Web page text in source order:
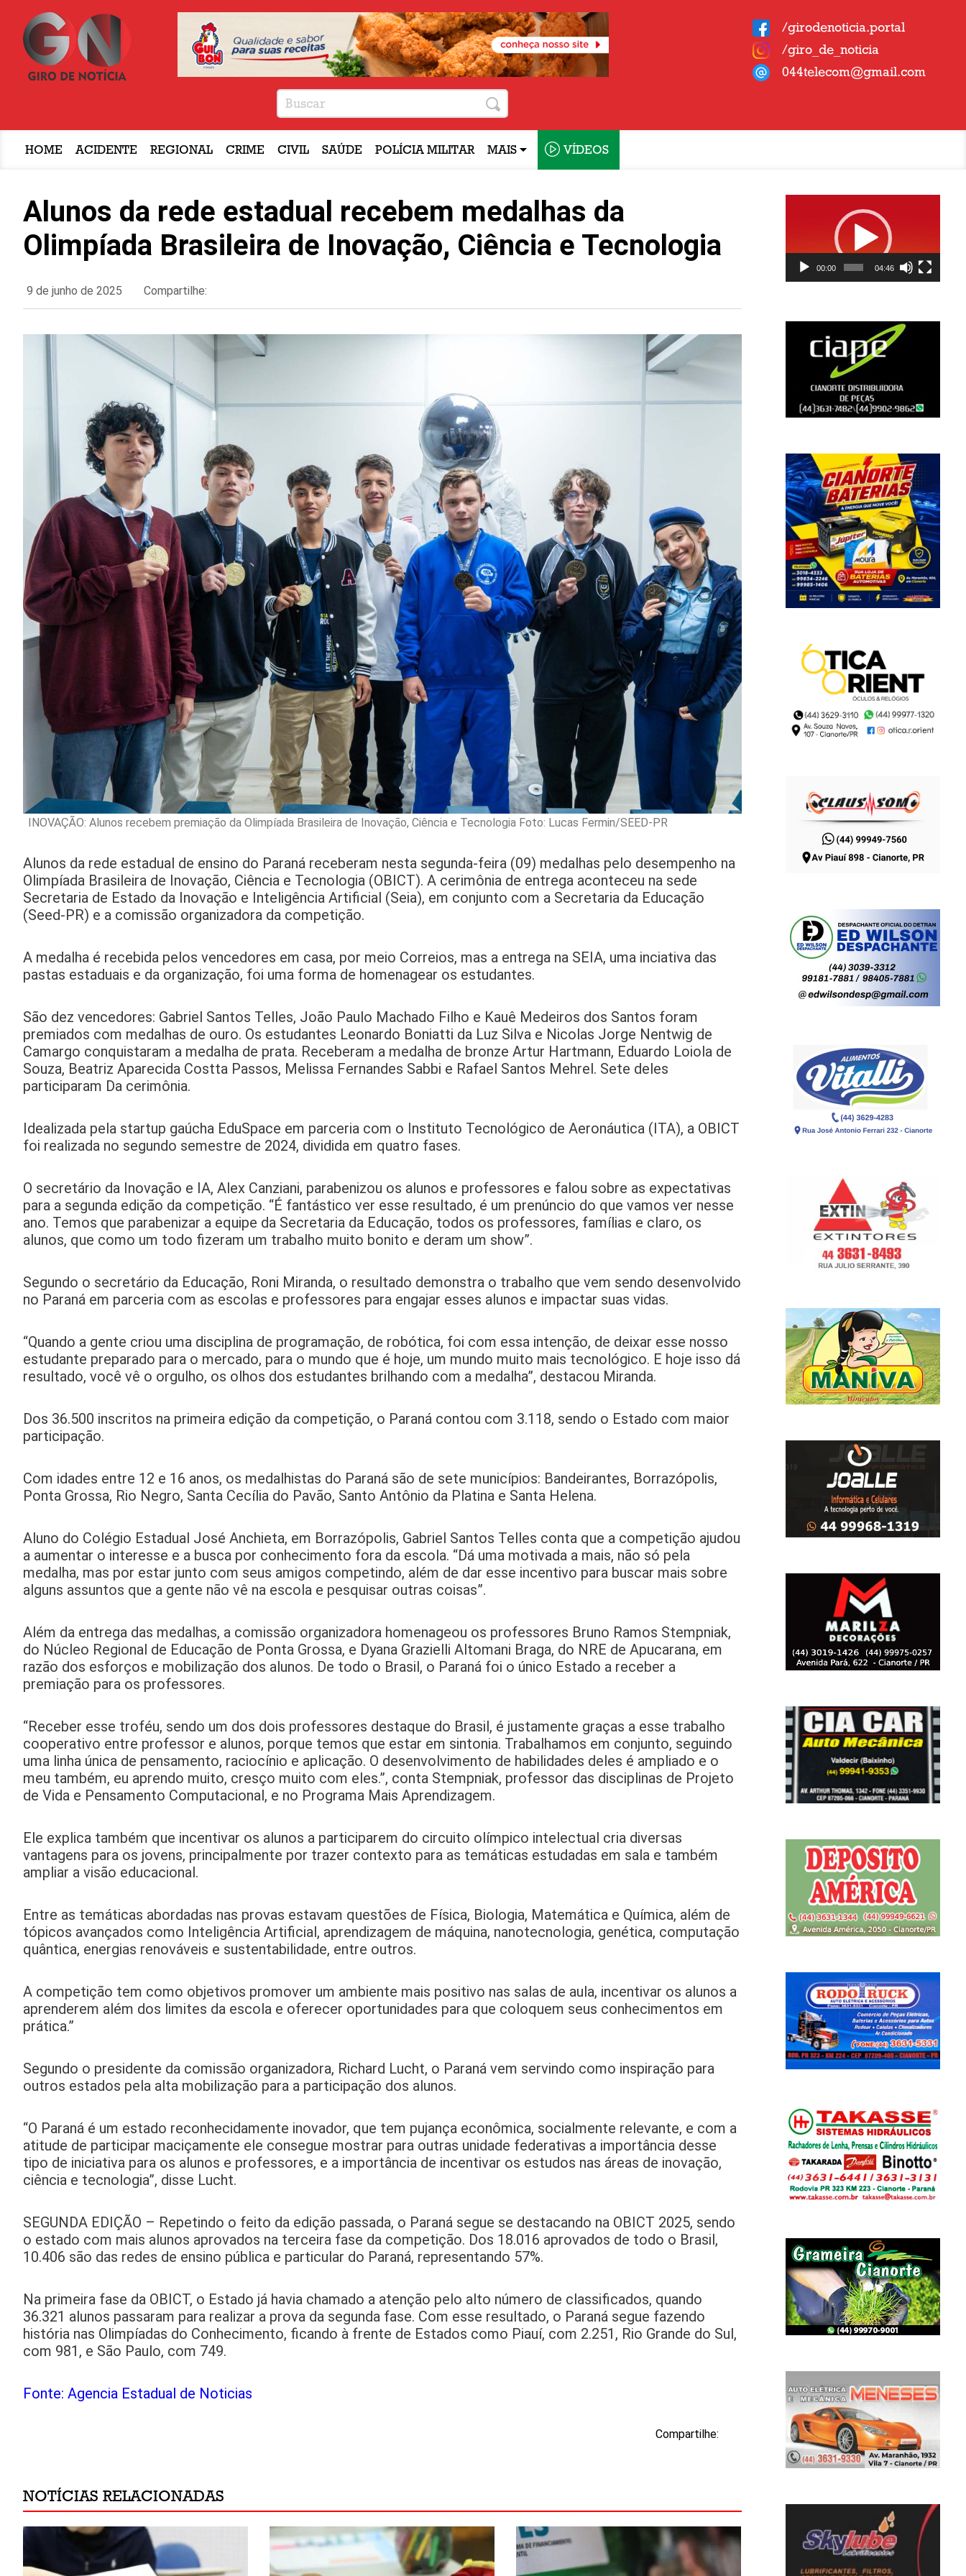
/girodenoticia.portal
/giro_de_noticia
044telecom@gmail.com
HOME ACIDENTE REGIONAL CRIME CIVIL SAÚDE POLÍCIA MILITAR MAIS VÍDEOS
Alunos da rede estadual recebem medalhas da
Olimpíada Brasileira de Inovação, Ciência e Tecnologia
9 de junho de 2025 Compartilhe:
INOVAÇÃO: Alunos recebem premiação da Olimpíada Brasileira de Inovação, Ciência e Tecnologia Foto: Lucas Fermin/SEED-PR
Alunos da rede estadual de ensino do Paraná receberam nesta segunda-feira (09) medalhas pelo desempenho na
Olimpíada Brasileira de Inovação, Ciência e Tecnologia (OBICT). A cerimônia de entrega aconteceu na sede
Secretaria de Estado da Inovação e Inteligência Artificial (Seia), em conjunto com a Secretaria da Educação
(Seed-PR) e a comissão organizadora da competição.
A medalha é recebida pelos vencedores em casa, por meio Correios, mas a entrega na SEIA, uma inciativa das
pastas estaduais e da organização, foi uma forma de homenagear os estudantes.
São dez vencedores: Gabriel Santos Telles, João Paulo Machado Filho e Kauê Medeiros dos Santos foram
premiados com medalhas de ouro. Os estudantes Leonardo Boniatti da Luz Silva e Nicolas Jorge Nentwig de
Camargo conquistaram a medalha de prata. Receberam a medalha de bronze Artur Hartmann, Eduardo Loiola de
Souza, Beatriz Aparecida Costta Passos, Melissa Fernandes Sabbi e Rafael Santos Mehrel. Sete deles
participaram Da cerimônia.
Idealizada pela startup gaúcha EduSpace em parceria com o Instituto Tecnológico de Aeronáutica (ITA), a OBICT
foi realizada no segundo semestre de 2024, dividida em quatro fases.
O secretário da Inovação e IA, Alex Canziani, parabenizou os alunos e professores e falou sobre as expectativas
para a segunda edição da competição. “É fantástico ver esse resultado, é um prenúncio do que vamos ver nesse
ano. Temos que parabenizar a equipe da Secretaria da Educação, todos os professores, famílias e claro, os
alunos, que como um todo fizeram um trabalho muito bonito e deram um show”.
Segundo o secretário da Educação, Roni Miranda, o resultado demonstra o trabalho que vem sendo desenvolvido
no Paraná em parceria com as escolas e professores para engajar esses alunos e impactar suas vidas.
“Quando a gente criou uma disciplina de programação, de robótica, foi com essa intenção, de deixar esse nosso
estudante preparado para o mercado, para o mundo que é hoje, um mundo muito mais tecnológico. E hoje isso dá
resultado, você vê o orgulho, os olhos dos estudantes brilhando com a medalha”, destacou Miranda.
Dos 36.500 inscritos na primeira edição da competição, o Paraná contou com 3.118, sendo o Estado com maior
participação.
Com idades entre 12 e 16 anos, os medalhistas do Paraná são de sete municípios: Bandeirantes, Borrazópolis,
Ponta Grossa, Rio Negro, Santa Cecília do Pavão, Santo Antônio da Platina e Santa Helena.
Aluno do Colégio Estadual José Anchieta, em Borrazópolis, Gabriel Santos Telles conta que a competição ajudou
a aumentar o interesse e a busca por conhecimento fora da escola. “Dá uma motivada a mais, não só pela
medalha, mas por estar junto com seus amigos competindo, além de dar esse incentivo para buscar mais sobre
alguns assuntos que a gente não vê na escola e pesquisar outras coisas”.
Além da entrega das medalhas, a comissão organizadora homenageou os professores Bruno Ramos Stempniak,
do Núcleo Regional de Educação de Ponta Grossa, e Dyana Grazielli Altomani Braga, do NRE de Apucarana, em
razão dos esforços e mobilização dos alunos. De todo o Brasil, o Paraná foi o único Estado a receber a
premiação para os professores.
“Receber esse troféu, sendo um dos dois professores destaque do Brasil, é justamente graças a esse trabalho
cooperativo entre professor e alunos, porque temos que estar em sintonia. Trabalhamos em conjunto, seguindo
uma linha única de pensamento, raciocínio e aplicação. O desenvolvimento de habilidades deles é ampliado e o
meu também, eu aprendo muito, cresço muito com eles.”, conta Stempniak, professor das disciplinas de Projeto
de Vida e Pensamento Computacional, e no Programa Mais Aprendizagem.
Ele explica também que incentivar os alunos a participarem do circuito olímpico intelectual cria diversas
vantagens para os jovens, principalmente por trazer contexto para as temáticas estudadas em sala e também
ampliar a visão educacional.
Entre as temáticas abordadas nas provas estavam questões de Física, Biologia, Matemática e Química, além de
tópicos avançados como Inteligência Artificial, aprendizagem de máquina, nanotecnologia, genética, computação
quântica, energias renováveis e sustentabilidade, entre outros.
A competição tem como objetivos promover um ambiente mais positivo nas salas de aula, incentivar os alunos a
aprenderem além dos limites da escola e oferecer oportunidades para que coloquem seus conhecimentos em
prática.”
Segundo o presidente da comissão organizadora, Richard Lucht, o Paraná vem servindo como inspiração para
outros estados pela alta mobilização para a participação dos alunos.
“O Paraná é um estado reconhecidamente inovador, que tem pujança econômica, socialmente relevante, e com a
atitude de participar maciçamente ele consegue mostrar para outras unidade federativas a importância desse
tipo de iniciativa para os alunos e professores, e a importância de incentivar os estudos nas áreas de inovação,
ciência e tecnologia”, disse Lucht.
SEGUNDA EDIÇÃO – Repetindo o feito da edição passada, o Paraná segue se destacando na OBICT 2025, sendo
o estado com mais alunos aprovados na terceira fase da competição. Dos 18.016 aprovados de todo o Brasil,
10.406 são das redes de ensino pública e particular do Paraná, representando 57%.
Na primeira fase da OBICT, o Estado já havia chamado a atenção pelo alto número de classificados, quando
36.321 alunos passaram para realizar a prova da segunda fase. Com esse resultado, o Paraná segue fazendo
história nas Olimpíadas do Conhecimento, ficando à frente de Estados como Piauí, com 2.251, Rio Grande do Sul,
com 981, e São Paulo, com 749.
Fonte: Agencia Estadual de Noticias
Compartilhe:
NOTÍCIAS RELACIONADAS
00:00 04:46